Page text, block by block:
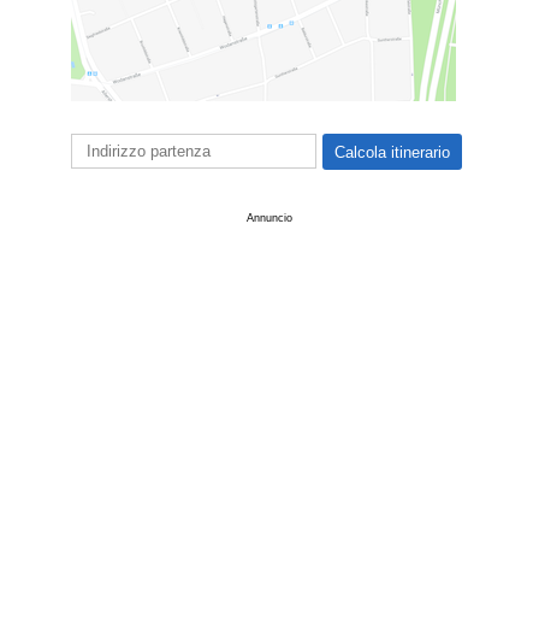
Annuncio